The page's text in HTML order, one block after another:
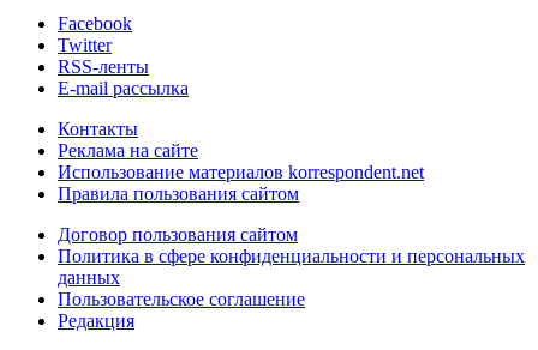
Facebook
Twitter
RSS-ленты
E-mail рассылка
Контакты
Реклама на сайте
Использование материалов korrespondent.net
Правила пользования сайтом
Договор пользования сайтом
Политика в сфере конфиденциальности и персональных
данных
Пользовательское соглашение
Редакция